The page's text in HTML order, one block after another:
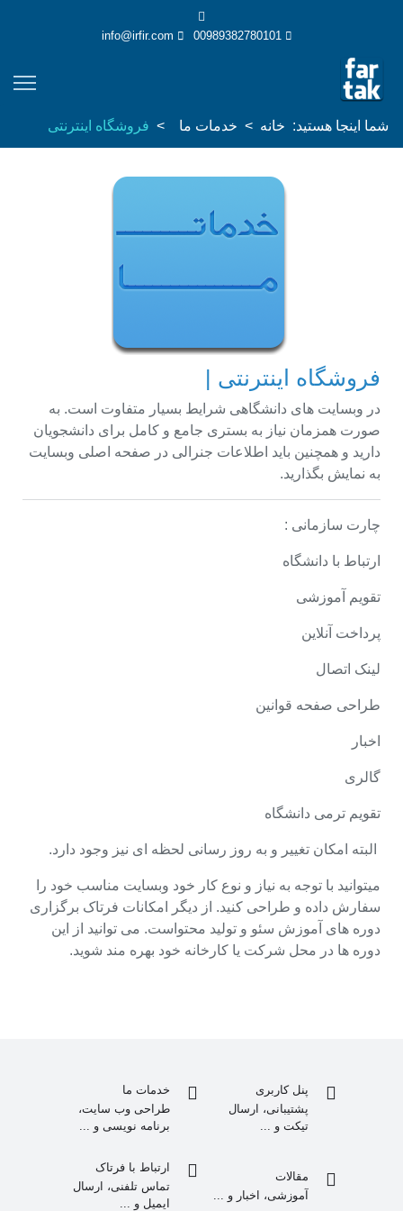
00989382780101
info@irfir.com
شما اینجا هستید: خانه خدمات ما فروشگاه اینترنتی
فروشگاه اینترنتی |
در وبسایت های دانشگاهی شرایط بسیار متفاوت است. به
صورت همزمان نیاز به بستری جامع و کامل برای دانشجویان
دارید و همچنین باید اطلاعات جنرالی در صفحه اصلی وبسایت
به نمایش بگذارید.
چارت سازمانی :
ارتباط با دانشگاه
تقویم آموزشی
پرداخت آنلاین
لینک اتصال
طراحی صفحه قوانین
اخبار
گالری
تقویم ترمی دانشگاه
البته امکان تغییر و به روز رسانی لحظه ای نیز وجود دارد.
میتوانید با توجه به نیاز و نوع کار خود وبسایت مناسب خود را
سفارش داده و طراحی کنید. از دیگر امکانات فرتاک برگزاری
دوره های آموزش سئو و تولید محتواست. می توانید از این
دوره ها در محل شرکت یا کارخانه خود بهره مند شوید.
پنل کاربری
پشتیبانی، ارسال
تیکت و ...
خدمات ما
طراحی وب سایت،
برنامه نویسی و ...
مقالات
آموزشی، اخبار و ...
ارتباط با فرتاک
تماس تلفنی، ارسال
ایمیل و ...